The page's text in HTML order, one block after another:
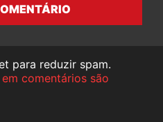
para reduzir spam.
comentários são